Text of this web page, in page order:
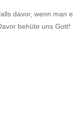
davor, wenn
behüte uns Gott!